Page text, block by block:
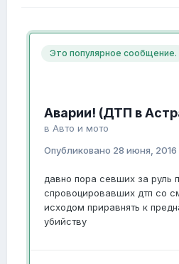
Это популярное сообщение.
Аварии! (ДТП в
в Авто и мото
Опубликовано 28 июня, 2016
давно пора севших за руль
спровоцировавших дтп со
исходом приравнять к
убийству